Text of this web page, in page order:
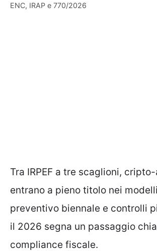
ENC, IRAP e 770/2026
Tra IRPEF a tre scaglioni,
entrano a pieno titolo nei
preventivo biennale e controlli
il 2026 segna un passaggio
compliance fiscale.